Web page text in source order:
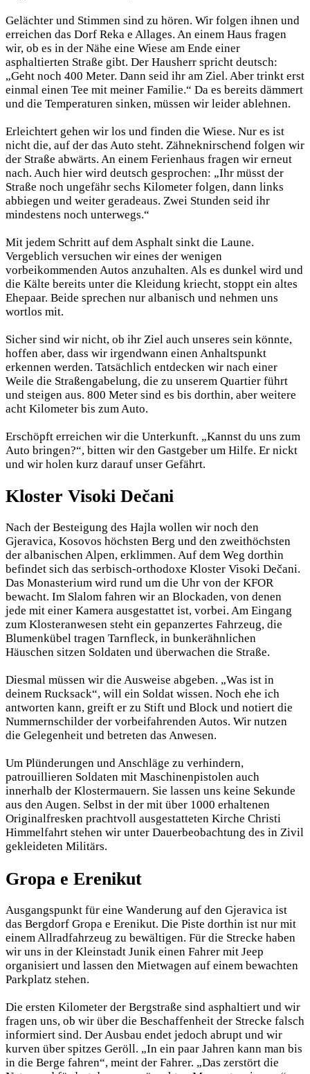
Gelächter und Stimmen sind zu hören. Wir folgen ihnen und
erreichen das Dorf Reka e Allages. An einem Haus fragen
wir, ob es in der Nähe eine Wiese am Ende einer
asphaltierten Straße gibt. Der Hausherr spricht deutsch:
„Geht noch 400 Meter. Dann seid ihr am Ziel. Aber trinkt erst
einmal einen Tee mit meiner Familie.“ Da es bereits dämmert
und die Temperaturen sinken, müssen wir leider ablehnen.
Erleichtert gehen wir los und finden die Wiese. Nur es ist
nicht die, auf der das Auto steht. Zähneknirschend folgen wir
der Straße abwärts. An einem Ferienhaus fragen wir erneut
nach. Auch hier wird deutsch gesprochen: „Ihr müsst der
Straße noch ungefähr sechs Kilometer folgen, dann links
abbiegen und weiter geradeaus. Zwei Stunden seid ihr
mindestens noch unterwegs.“
Mit jedem Schritt auf dem Asphalt sinkt die Laune.
Vergeblich versuchen wir eines der wenigen
vorbeikommenden Autos anzuhalten. Als es dunkel wird und
die Kälte bereits unter die Kleidung kriecht, stoppt ein altes
Ehepaar. Beide sprechen nur albanisch und nehmen uns
wortlos mit.
Sicher sind wir nicht, ob ihr Ziel auch unseres sein könnte,
hoffen aber, dass wir irgendwann einen Anhaltspunkt
erkennen werden. Tatsächlich entdecken wir nach einer
Weile die Straßengabelung, die zu unserem Quartier führt
und steigen aus. 800 Meter sind es bis dorthin, aber weitere
acht Kilometer bis zum Auto.
Erschöpft erreichen wir die Unterkunft. „Kannst du uns zum
Auto bringen?“, bitten wir den Gastgeber um Hilfe. Er nickt
und wir holen kurz darauf unser Gefährt.
Kloster Visoki Dečani
Nach der Besteigung des Hajla wollen wir noch den
Gjeravica, Kosovos höchsten Berg und den zweithöchsten
der albanischen Alpen, erklimmen. Auf dem Weg dorthin
befindet sich das serbisch-orthodoxe Kloster Visoki Dečani.
Das Monasterium wird rund um die Uhr von der KFOR
bewacht. Im Slalom fahren wir an Blockaden, von denen
jede mit einer Kamera ausgestattet ist, vorbei. Am Eingang
zum Klosteranwesen steht ein gepanzertes Fahrzeug, die
Blumenkübel tragen Tarnfleck, in bunkerähnlichen
Häuschen sitzen Soldaten und überwachen die Straße.
Diesmal müssen wir die Ausweise abgeben. „Was ist in
deinem Rucksack“, will ein Soldat wissen. Noch ehe ich
antworten kann, greift er zu Stift und Block und notiert die
Nummernschilder der vorbeifahrenden Autos. Wir nutzen
die Gelegenheit und betreten das Anwesen.
Um Plünderungen und Anschläge zu verhindern,
patrouillieren Soldaten mit Maschinenpistolen auch
innerhalb der Klostermauern. Sie lassen uns keine Sekunde
aus den Augen. Selbst in der mit über 1000 erhaltenen
Originalfresken prachtvoll ausgestatteten Kirche Christi
Himmelfahrt stehen wir unter Dauerbeobachtung des in Zivil
gekleideten Militärs.
Gropa e Erenikut
Ausgangspunkt für eine Wanderung auf den Gjeravica ist
das Bergdorf Gropa e Erenikut. Die Piste dorthin ist nur mit
einem Allradfahrzeug zu bewältigen. Für die Strecke haben
wir uns in der Kleinstadt Junik einen Fahrer mit Jeep
organisiert und lassen den Mietwagen auf einem bewachten
Parkplatz stehen.
Die ersten Kilometer der Bergstraße sind asphaltiert und wir
fragen uns, ob wir über die Beschaffenheit der Strecke falsch
informiert sind. Der Ausbau endet jedoch abrupt und wir
kurven über spitzes Geröll. „In ein paar Jahren kann man bis
in die Berge fahren“, meint der Fahrer. „Das zerstört die